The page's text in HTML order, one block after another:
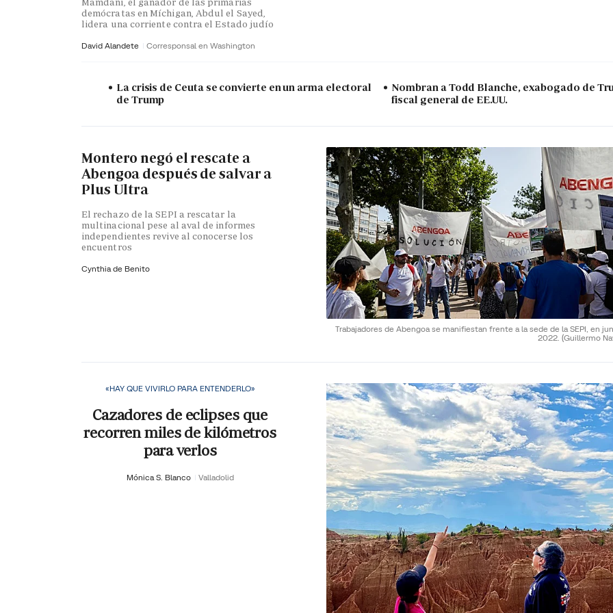
demócratas en Míchigan, Abdul el Sayed,
lidera una corriente contra el Estado judío
David Alandete Corresponsal en Washington
La crisis de Ceuta se convierte en un arma electoral
de Trump
Nombran a Todd Blanche, exabogado de
fiscal general de EE.UU.
Trabajadores de Abengoa se manifiestan frente a la sede de la SEPI, en
2022. (Guillermo
Montero negó el rescate a
Abengoa después de salvar a
Plus Ultra
El rechazo de la SEPI a rescatar la
multinacional pese al aval de informes
independientes revive al conocerse los
encuentros
Cynthia de Benito
«HAY QUE VIVIRLO PARA ENTENDERLO»
Cazadores de eclipses que
recorren miles de kilómetros
para verlos
Mónica S. Blanco Valladolid